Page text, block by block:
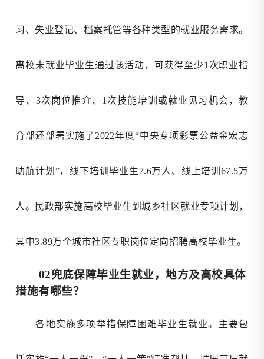
习、失业登记、档案托管等各种类型的就业服务需求。
离校未就业毕业生通过该活动，可获得至少1次职业指
导、3次岗位推介、1次技能培训或就业见习机会，教
育部还部署实施了2022年度“中央专项彩票公益金宏志
助航计划”，线下培训毕业生7.6万人、线上培训67.5万
人。民政部实施高校毕业生到城乡社区就业专项计划，
其中3.89万个城市社区专职岗位定向招聘高校毕业生。
02兜底保障毕业生就业，地方及高校具体
措施有哪些？
各地实施多项举措保障困难毕业生就业。主要包